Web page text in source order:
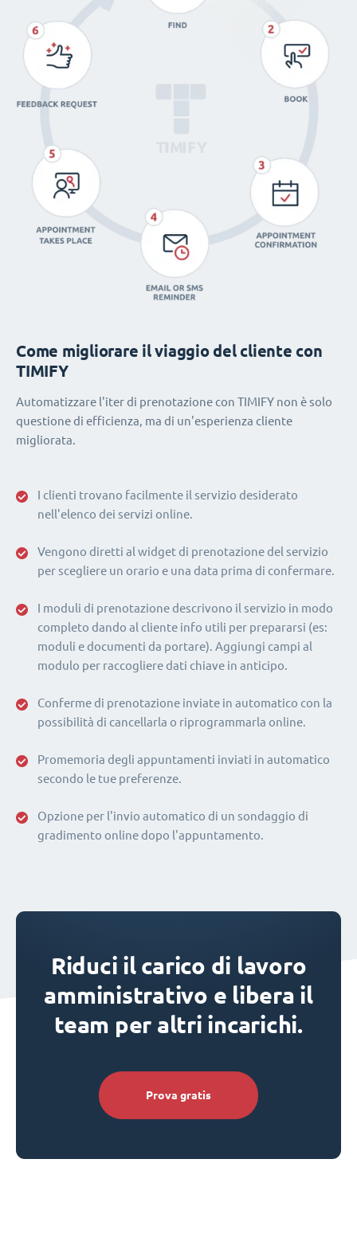
I clienti trovano facilmente il servizio desiderato
nell'elenco dei servizi online.
Vengono diretti al widget di prenotazione del servizio
per scegliere un orario e una data prima di confermare.
I moduli di prenotazione descrivono il servizio in modo
completo dando al cliente info utili per prepararsi (es:
moduli e documenti da portare). Aggiungi campi al
modulo per raccogliere dati chiave in anticipo.
Conferme di prenotazione inviate in automatico con la
possibilità di cancellarla o riprogrammarla online.
Promemoria degli appuntamenti inviati in automatico
secondo le tue preferenze.
Opzione per l'invio automatico di un sondaggio di
gradimento online dopo l'appuntamento.
Come migliorare il viaggio del cliente con
TIMIFY
Automatizzare l'iter di prenotazione con TIMIFY non è solo
questione di efficienza, ma di un'esperienza cliente
migliorata.
Riduci il carico di lavoro
amministrativo e libera il
team per altri incarichi.
Prova gratis